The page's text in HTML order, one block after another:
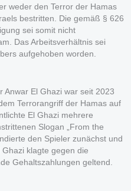
weder den Terror der Hamas
bestritten. Die gemäß § 626
sei somit nicht
Das Arbeitsverhältnis sei
aufgehoben worden.
Anwar El Ghazi war seit 2023
Terrorangriff der Hamas auf
El Ghazi mehrere
Slogan „From the
den Spieler zunächst und
klagte gegen die
Gehaltszahlungen geltend.